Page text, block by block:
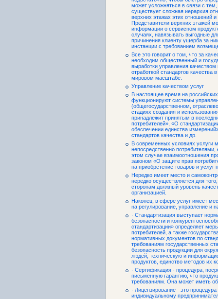
может усложняться в связи с
существует сложная иерархия
верхних этажах этих отношений
Представители верхних этажей
информации о сервисном
случаях, навязывать выгодные
причинения клиенту ущерба за
инстанции с требованием
Все это говорит о том, что за
необходим общественный и
выработки управления качеством
отработкой стандартов
мировом масштабе.
Управление качеством услуг
В настоящее время на
функционируют системы
(общегосударственном,
стадиях создания и
принадлежит принятым в
потребителей», «О
обеспечении единства
стандартов качества и др.
В современных условиях услуги
непосредственно потребителями,
этом случае взаимоотношения
законом «О защите прав
на приобретение товаров и услуг
Нередко имеет место и
нередко осуществляется для
сторонам должный уровень
организацией.
Наконец, в сфере услуг имеет
на регулирование, управление и
· Стандартизация выступает
безопасности и
стандартизации» определяет
потребителей, а также
нормативных документов по
требованиям государственных
безопасность продукции для
людей, техническую и
продуктов, единство методов их
· Сертификация - процедура,
письменную гарантию, что
требованиям. Она может иметь
· Лицензирование - это
индивидуальному